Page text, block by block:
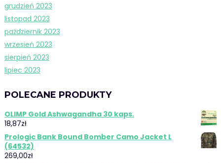
grudzień 2023
listopad 2023
październik 2023
wrzesień 2023
sierpień 2023
lipiec 2023
POLECANE PRODUKTY
OLIMP Gold Ashwagandha 30 kaps.
18,87zł
Prologic Bank Bound Bomber Camo Jacket L
(64532)
269,00zł